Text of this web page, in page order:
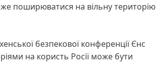
поширюватися на вільну територію
безпекової конференції Єнс
на користь Росії може бути